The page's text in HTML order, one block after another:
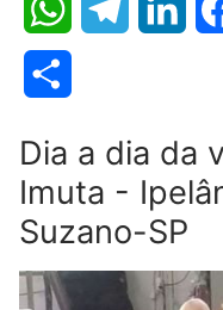
WhatsAppTelegram
Dia a dia da
Imuta -
Suzano-SP